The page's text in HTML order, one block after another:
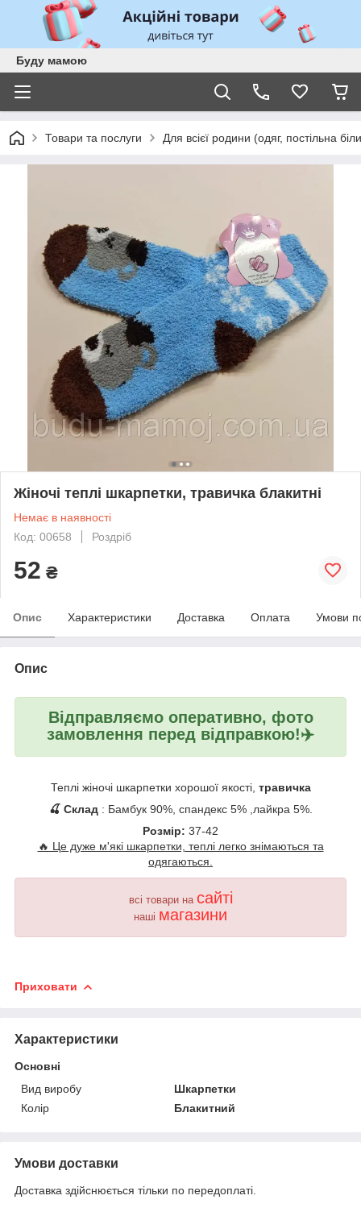
Буду мамою
Товари та послуги Для всієї родини (одяг, постільна
Жіночі теплі шкарпетки, травичка блакитні
Немає в наявності
Код: 00658
Роздріб
52 ₴
Опис Характеристики Доставка Оплата Умови
Опис
Відправляємо оперативно, фото
замовлення перед відправкою!✈️
Теплі жіночі шкарпетки хорошої якості, травичка
🍒 Склад: Бамбук 90%, спандекс 5% ,лайкра 5%.
Розмір: 37-42
🔥 Це дуже м'які шкарпетки, теплі легко знімаються та
одягаються.
всі товари на сайті
наші магазини
Приховати
Характеристики
Основні
Вид виробу
Шкарпетки
Колір
Блакитний
Умови доставки
Доставка здійснюється тільки по передоплаті.